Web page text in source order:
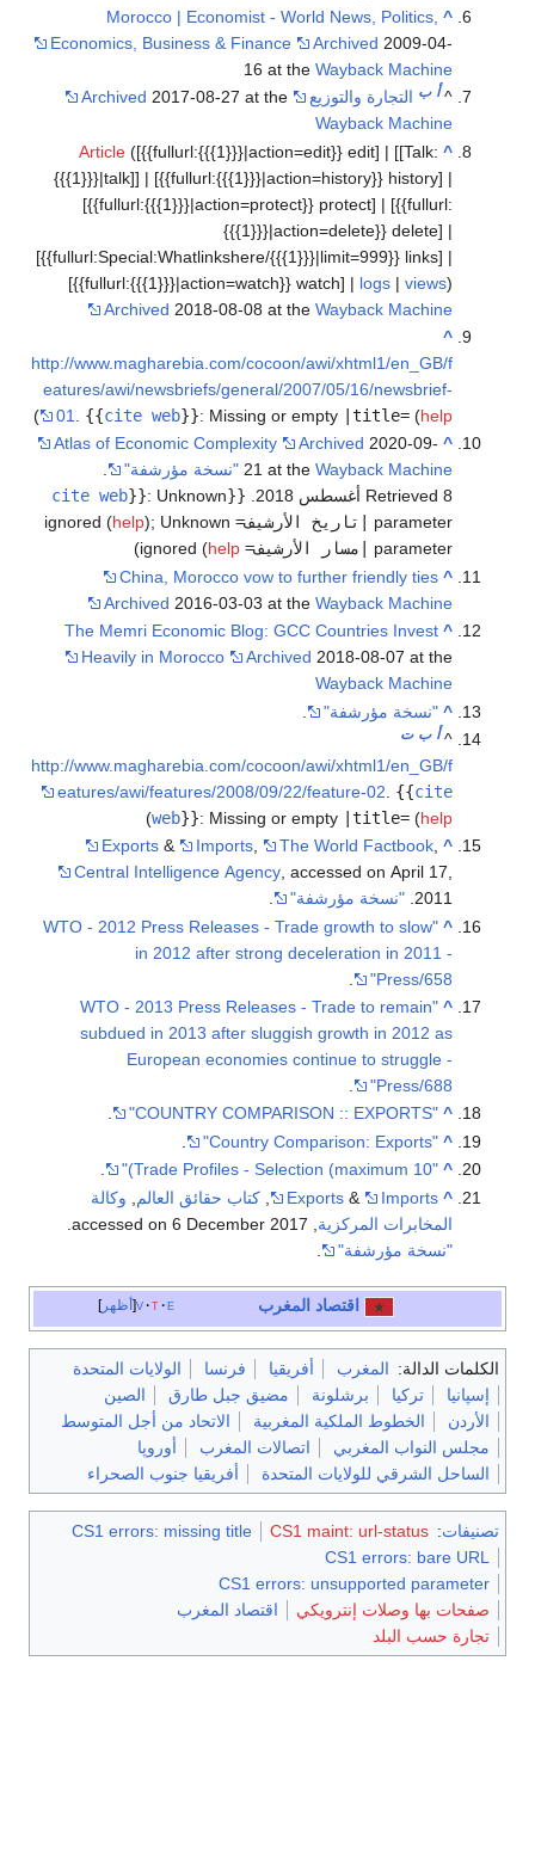
^
Morocco | Economist - World News, Politics,
Economics, Business & Finance
Archived 2009-04-
16 at theWayback Machine
^أ ب التجارة والتوزيع Archived 2017-08-27 at the
Wayback Machine
^
Article ([{{fullurl:{{{1}}}|action=edit}} edit] | [[Talk:
{{{1}}}|talk]] | [{{fullurl:{{{1}}}|action=history}} history] |
[{{fullurl:{{{1}}}|action=protect}} protect] | [{{fullurl:
{{{1}}}|action=delete}} delete] |
[{{fullurl:Special:Whatlinkshere/{{{1}}}|limit=999}} links] |
[{{fullurl:{{{1}}}|action=watch}} watch] | logs |views)
Archived 2018-08-08 at theWayback Machine
^
http://www.magharebia.com/cocoon/awi/xhtml1/en_GB/f
eatures/awi/newsbriefs/general/2007/05/16/newsbrief-
01
{{cite web}}: Missing or empty |title= (help
)
^
Atlas of Economic Complexity Archived 2020-09-
21 at theWayback Machine "نسخة مؤرشفة"
.
Retrieved 8 أغسطس 2018
.
{{
cite web}}: Unknown
parameter
|تاريخ الأرشيف=ignored (
help); Unknown
parameter
|مسار الأرشيف=ignored (
help
)
^
China, Morocco vow to further friendly ties
Archived 2016-03-03 at theWayback Machine
^
The Memri Economic Blog: GCC Countries Invest
Heavily in Morocco
Archived 2018-08-07 at the
Wayback Machine
^ "نسخة مؤرشفة"
^أ ب ت
http://www.magharebia.com/cocoon/awi/xhtml1/en_GB/f
eatures/awi/features/2008/09/22/feature-02
{{cite
web}}: Missing or empty |title= (help
)
^
Exports & Imports, The World Factbook,
Central Intelligence Agency, accessed on April 17,
2011. "نسخة مؤرشفة"
.
^
"WTO - 2012 Press Releases - Trade growth to slow
in 2012 after strong deceleration in 2011 -
Press/658"
^
"WTO - 2013 Press Releases - Trade to remain
subdued in 2013 after sluggish growth in 2012 as
European economies continue to struggle -
Press/688"
^
"COUNTRY COMPARISON :: EXPORTS"
.
^
"Country Comparison: Exports"
^
"Trade Profiles - Selection (maximum 10)"
.
^
Exports & Imports كتاب حقائق العالم
وكالة
المخابرات المركزية
"نسخة مؤرشفة"
أظهر v t e اقتصاد المغرب
الكلمات الدالة: المغرب أفريقيا فرنسا
الولايات المتحدة
إسپانيا
تركيا برشلونة مضيق جبل طارق
الصين
الأردن
الخطوط الملكية المغربية
الاتحاد من أجل المتوسط
مجلس النواب المغربي
اتصالات المغرب
أوروپا
الساحل الشرقي للولايات المتحدة
أفريقيا جنوب الصحراء
تصنيفات:
CS1 maint: url-status
CS1 errors: missing title
CS1 errors: bare URL
CS1 errors: unsupported parameter
صفحات بها وصلات إنترويكي
اقتصاد المغرب
تجارة حسب البلد